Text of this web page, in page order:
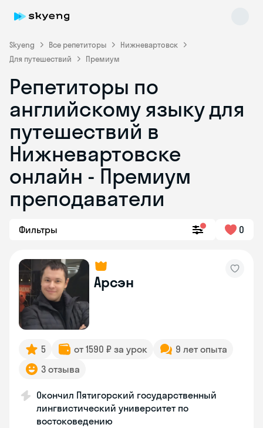
Skyeng Все репетиторы
Нижневартовск
Для путешествий
Премиум
Репетиторы по
английскому языку для
путешествий в
Нижневартовске
онлайн - Премиум
преподаватели
Фильтры 0
Арсэн
5 от 1590 ₽ за урок
9 лет опыта
3 отзыва
Окончил Пятигорский государственный
лингвистический университет по
востоковедению
Skyeng Chat